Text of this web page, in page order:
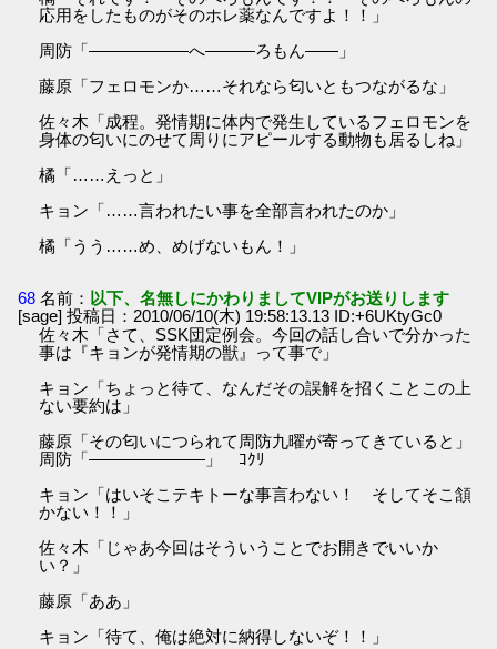
応用をしたものがそのホレ薬なんですよ！！」
周防「――――――へ―――ろもん――」
藤原「フェロモンか……それなら匂いともつながるな」
佐々木「成程。発情期に体内で発生しているフェロモンを
身体の匂いにのせて周りにアピールする動物も居るしね」
橘「……えっと」
キョン「……言われたい事を全部言われたのか」
橘「うう……め、めげないもん！」
68 名前： 以下、名無しにかわりましてVIPがお送りします
[sage] 投稿日：2010/06/10(木) 19:58:13.13 ID:+6UKtyGc0
佐々木「さて、SSK団定例会。今回の話し合いで分かった
事は『キョンが発情期の獣』って事で」
キョン「ちょっと待て、なんだその誤解を招くことこの上
ない要約は」
藤原「その匂いにつられて周防九曜が寄ってきていると」
周防「―――――――」 ｺｸﾘ
キョン「はいそこテキトーな事言わない！ そしてそこ頷
かない！！」
佐々木「じゃあ今回はそういうことでお開きでいいか
い？」
藤原「ああ」
キョン「待て、俺は絶対に納得しないぞ！！」